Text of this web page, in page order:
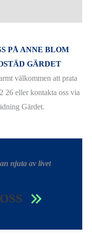
PÅ ANNE BLOM
GÄRDET
välkommen att prata
26 eller kontakta oss via
Gärdet.
njuta av livet